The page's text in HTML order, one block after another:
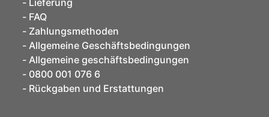
Lieferung
FAQ
Zahlungsmethoden
Allgemeine Geschäftsbedingungen
Allgemeine geschäftsbedingungen
0800 001 076 6
Rückgaben und Erstattungen